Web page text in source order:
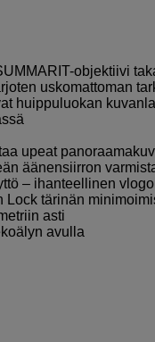
objektiivi
uskomattoman
huippuluokan
upeat
äänensiirron
– ihanteellinen
Lock tärinän
asti
avulla